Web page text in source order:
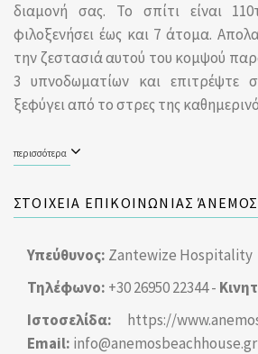
διαμονή σας. Το σπίτι είναι
φιλοξενήσει έως και 7 άτομα.
την ζεστασιά αυτού του κομψού
3 υπνοδωματίων και επιτρέψτε
ξεφύγει από το στρες της
περισσότερα
ΣΤΟΙΧΕΙΑ ΕΠΙΚΟΙΝΩΝΙΑΣ ΆΝΕΜΟΣ
Υπεύθυνος: Zantewize Hospitality
Τηλέφωνο: +30 26950 22344 -
Ιστοσελίδα:
https://
Email: info@anemosbeachhouse.gr